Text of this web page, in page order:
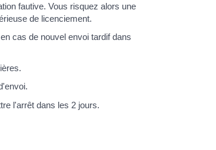
fautive. Vous risquez alors une
de licenciement.
cas de nouvel envoi tardif dans
l'arrêt dans les 2 jours.